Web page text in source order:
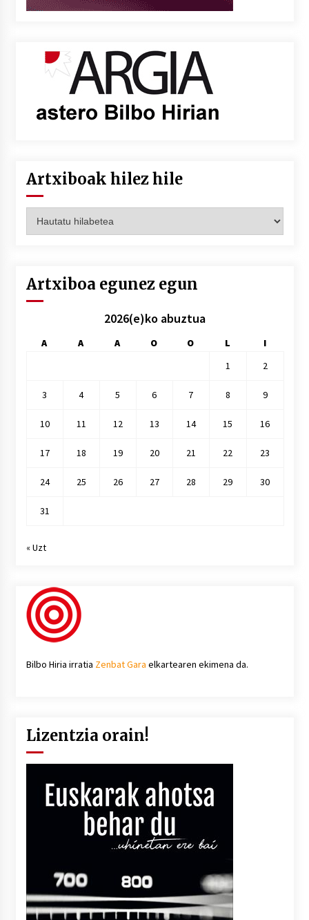
Artxiboak hilez hile
hilez
Artxiboa egunez egun
2026(e)ko abuztua
A A A O O L
I
1
2
3 4 5 6 7 8 9
10 11 12 13 14 15 16
17 18 19 20 21 22 23
24 25 26 27 28 29 30
31
« Uzt
Bilbo Hiria irratia Zenbat Gara elkartearen ekimena da.
Lizentzia orain!